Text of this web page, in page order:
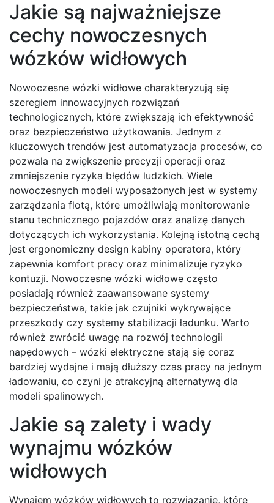
Jakie są najważniejsze
cechy nowoczesnych
wózków widłowych
Nowoczesne wózki widłowe charakteryzują się
szeregiem innowacyjnych rozwiązań
technologicznych, które zwiększają ich efektywność
oraz bezpieczeństwo użytkowania. Jednym z
kluczowych trendów jest automatyzacja procesów, co
pozwala na zwiększenie precyzji operacji oraz
zmniejszenie ryzyka błędów ludzkich. Wiele
nowoczesnych modeli wyposażonych jest w systemy
zarządzania flotą, które umożliwiają monitorowanie
stanu technicznego pojazdów oraz analizę danych
dotyczących ich wykorzystania. Kolejną istotną cechą
jest ergonomiczny design kabiny operatora, który
zapewnia komfort pracy oraz minimalizuje ryzyko
kontuzji. Nowoczesne wózki widłowe często
posiadają również zaawansowane systemy
bezpieczeństwa, takie jak czujniki wykrywające
przeszkody czy systemy stabilizacji ładunku. Warto
również zwrócić uwagę na rozwój technologii
napędowych – wózki elektryczne stają się coraz
bardziej wydajne i mają dłuższy czas pracy na jednym
ładowaniu, co czyni je atrakcyjną alternatywą dla
modeli spalinowych.
Jakie są zalety i wady
wynajmu wózków
widłowych
Wynajem wózków widłowych to rozwiązanie, które